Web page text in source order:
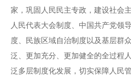
家，巩固人民民主专政，建设社会
人民代表大会制度、中国共产党领
度、民族区域自治制度以及基层群
泛、更加充分、更加健全的全过程
泛多层制度化发展，切实保障人民